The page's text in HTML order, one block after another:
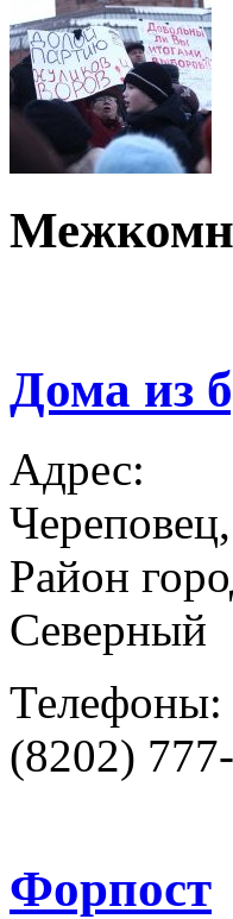
Дома из
Адрес:
Район
Северный
Телефоны:
(8202)
Форпост